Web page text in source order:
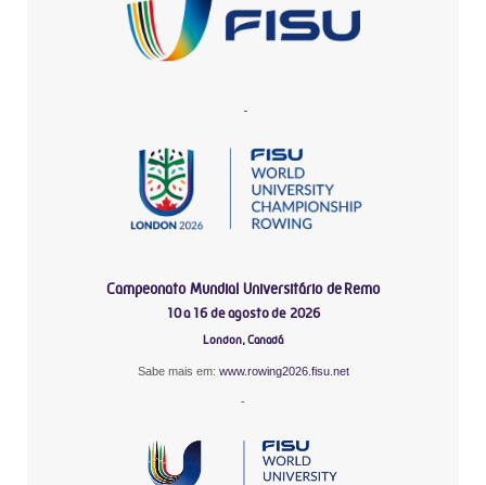
-
Campeonato Mundial Universitário de Remo
10 a 16 de agosto de 2026
London, Canadá
Sabe mais em: www.rowing2026.fisu.net
-